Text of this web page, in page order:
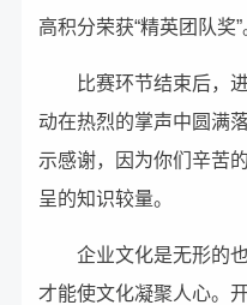
高积分荣获“精英团队奖”
比赛环节结束后，
动在热烈的掌声中圆满
示感谢，因为你们辛苦
呈的知识较量。
企业文化是无形的
才能使文化凝聚人心。